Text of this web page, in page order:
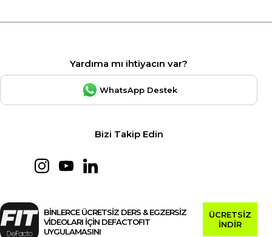
Yardıma mı ihtiyacın var?
WhatsApp Destek
Bizi Takip Edin
BİNLERCE ÜCRETSİZ DERS & EGZERSİZ
VİDEOLARI İÇİN DEFACTOFIT
UYGULAMASINI
ÜCRETSİZ
İNDİR